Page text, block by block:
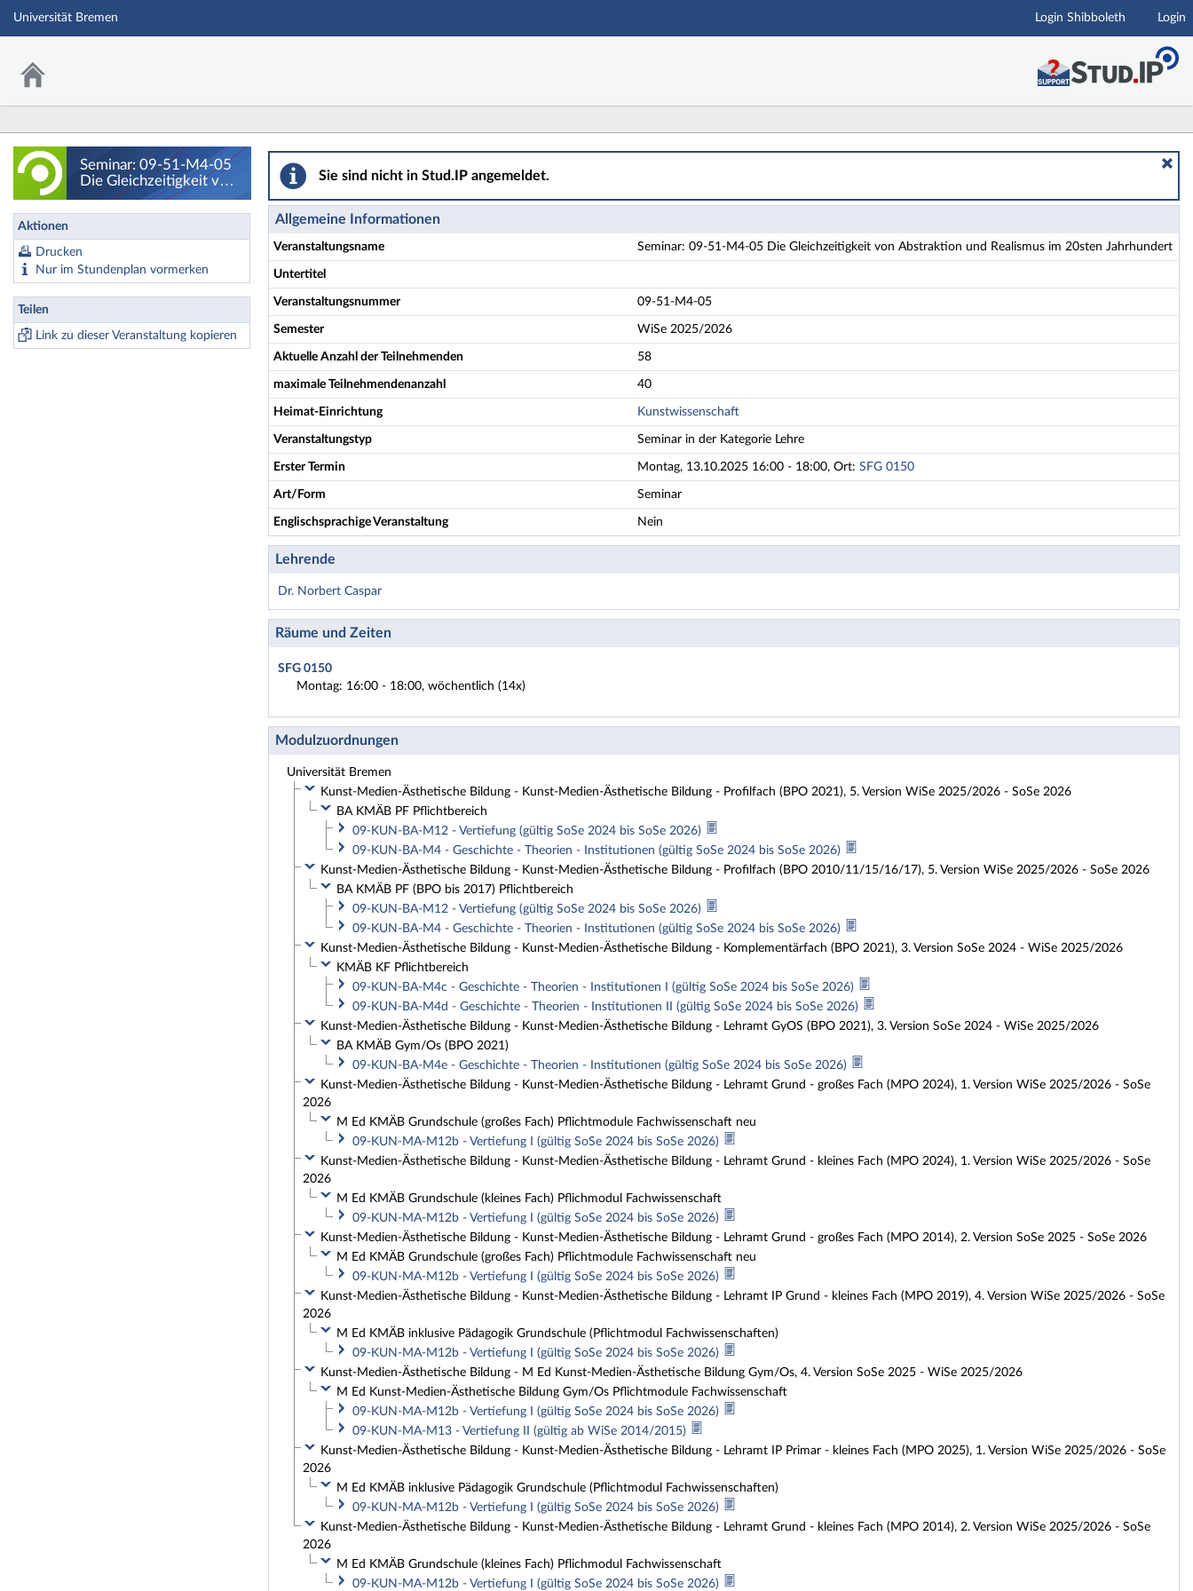
Hauptnavigation
Universität Bremen Login Shibboleth Login
Seminar: 09-51-M4-05
Die Gleichzeitigkeit von
Abstraktion und
Realismus im 20sten
Aktionen
Drucken
Nur im Stundenplan vormerken
Teilen
Link zu dieser Veranstaltung kopieren
Seminar: 09-51-M4-05 Die Gleichzeitigkeit von Abstraktion und Realismus im 20sten Jahrhundert - Details
Sie sind nicht in Stud.IP angemeldet.
Allgemeine Informationen
Veranstaltungsname Seminar: 09-51-M4-05 Die Gleichzeitigkeit von Abstraktion und Realismus im 20sten Jahrhundert
Untertitel
Veranstaltungsnummer 09-51-M4-05
Semester WiSe 2025/2026
Aktuelle Anzahl der Teilnehmenden 58
maximale Teilnehmendenanzahl 40
Heimat-Einrichtung Kunstwissenschaft
Veranstaltungstyp Seminar in der Kategorie Lehre
Erster Termin Montag, 13.10.2025 16:00 - 18:00, Ort: SFG 0150
Art/Form Seminar
Englischsprachige Veranstaltung Nein
Lehrende
Dr. Norbert Caspar
Räume und Zeiten
SFG 0150
Montag: 16:00 - 18:00, wöchentlich (14x)
Modulzuordnungen
Universität Bremen
Kunst-Medien-Ästhetische Bildung - Kunst-Medien-Ästhetische Bildung - Profilfach (BPO 2021), 5. Version WiSe 2025/2026 - SoSe 2026
BA KMÄB PF Pflichtbereich
09-KUN-BA-M12 - Vertiefung (gültig SoSe 2024 bis SoSe 2026)
09-KUN-BA-M4 - Geschichte - Theorien - Institutionen (gültig SoSe 2024 bis SoSe 2026)
Kunst-Medien-Ästhetische Bildung - Kunst-Medien-Ästhetische Bildung - Profilfach (BPO 2010/11/15/16/17), 5. Version WiSe 2025/2026 - SoSe 2026
BA KMÄB PF (BPO bis 2017) Pflichtbereich
09-KUN-BA-M12 - Vertiefung (gültig SoSe 2024 bis SoSe 2026)
09-KUN-BA-M4 - Geschichte - Theorien - Institutionen (gültig SoSe 2024 bis SoSe 2026)
Kunst-Medien-Ästhetische Bildung - Kunst-Medien-Ästhetische Bildung - Komplementärfach (BPO 2021), 3. Version SoSe 2024 - WiSe 2025/2026
KMÄB KF Pflichtbereich
09-KUN-BA-M4c - Geschichte - Theorien - Institutionen I (gültig SoSe 2024 bis SoSe 2026)
09-KUN-BA-M4d - Geschichte - Theorien - Institutionen II (gültig SoSe 2024 bis SoSe 2026)
Kunst-Medien-Ästhetische Bildung - Kunst-Medien-Ästhetische Bildung - Lehramt GyOS (BPO 2021), 3. Version SoSe 2024 - WiSe 2025/2026
BA KMÄB Gym/Os (BPO 2021)
09-KUN-BA-M4e - Geschichte - Theorien - Institutionen (gültig SoSe 2024 bis SoSe 2026)
Kunst-Medien-Ästhetische Bildung - Kunst-Medien-Ästhetische Bildung - Lehramt Grund - großes Fach (MPO 2024), 1. Version WiSe 2025/2026 - SoSe
2026
M Ed KMÄB Grundschule (großes Fach) Pflichtmodule Fachwissenschaft neu
09-KUN-MA-M12b - Vertiefung I (gültig SoSe 2024 bis SoSe 2026)
Kunst-Medien-Ästhetische Bildung - Kunst-Medien-Ästhetische Bildung - Lehramt Grund - kleines Fach (MPO 2024), 1. Version WiSe 2025/2026 - SoSe
2026
M Ed KMÄB Grundschule (kleines Fach) Pflichmodul Fachwissenschaft
09-KUN-MA-M12b - Vertiefung I (gültig SoSe 2024 bis SoSe 2026)
Kunst-Medien-Ästhetische Bildung - Kunst-Medien-Ästhetische Bildung - Lehramt Grund - großes Fach (MPO 2014), 2. Version SoSe 2025 - SoSe 2026
M Ed KMÄB Grundschule (großes Fach) Pflichtmodule Fachwissenschaft neu
09-KUN-MA-M12b - Vertiefung I (gültig SoSe 2024 bis SoSe 2026)
Kunst-Medien-Ästhetische Bildung - Kunst-Medien-Ästhetische Bildung - Lehramt IP Grund - kleines Fach (MPO 2019), 4. Version WiSe 2025/2026 - SoSe
2026
M Ed KMÄB inklusive Pädagogik Grundschule (Pflichtmodul Fachwissenschaften)
09-KUN-MA-M12b - Vertiefung I (gültig SoSe 2024 bis SoSe 2026)
Kunst-Medien-Ästhetische Bildung - M Ed Kunst-Medien-Ästhetische Bildung Gym/Os, 4. Version SoSe 2025 - WiSe 2025/2026
M Ed Kunst-Medien-Ästhetische Bildung Gym/Os Pflichtmodule Fachwissenschaft
09-KUN-MA-M12b - Vertiefung I (gültig SoSe 2024 bis SoSe 2026)
09-KUN-MA-M13 - Vertiefung II (gültig ab WiSe 2014/2015)
Kunst-Medien-Ästhetische Bildung - Kunst-Medien-Ästhetische Bildung - Lehramt IP Primar - kleines Fach (MPO 2025), 1. Version WiSe 2025/2026 - SoSe
2026
M Ed KMÄB inklusive Pädagogik Grundschule (Pflichtmodul Fachwissenschaften)
09-KUN-MA-M12b - Vertiefung I (gültig SoSe 2024 bis SoSe 2026)
Kunst-Medien-Ästhetische Bildung - Kunst-Medien-Ästhetische Bildung - Lehramt Grund - kleines Fach (MPO 2014), 2. Version WiSe 2025/2026 - SoSe
2026
M Ed KMÄB Grundschule (kleines Fach) Pflichmodul Fachwissenschaft
09-KUN-MA-M12b - Vertiefung I (gültig SoSe 2024 bis SoSe 2026)